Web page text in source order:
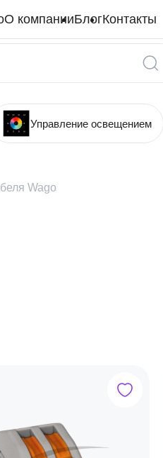
О компанииБлогКонтакты
Управление освещением
Wago